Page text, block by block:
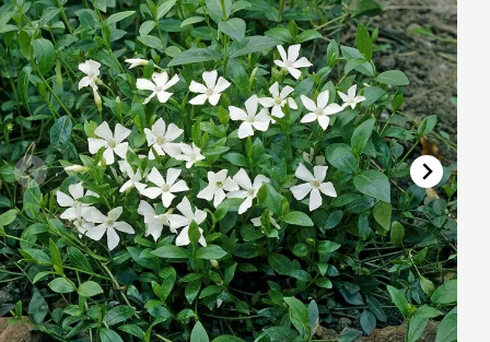
Vřesovištní rostliny
Vánoční stromky v květináčích a řezané